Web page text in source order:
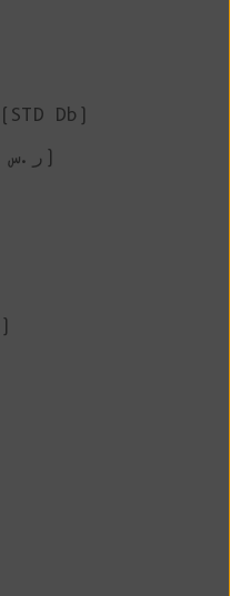
Db)
Arabie Saoudite (SAR ر.س)